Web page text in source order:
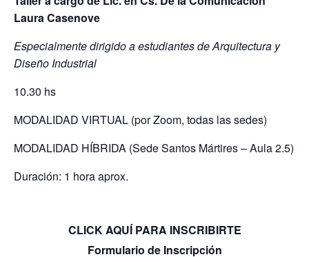
Laura Casenove
Especialmente dirigido a estudiantes de Arquitectura y
Diseño Industrial
10.30 hs
MODALIDAD VIRTUAL (por Zoom, todas las sedes)
MODALIDAD HÍBRIDA (Sede Santos Mártires – Aula 2.5)
Duración: 1 hora aprox.
CLICK AQUÍ PARA INSCRIBIRTE
Formulario de Inscripción